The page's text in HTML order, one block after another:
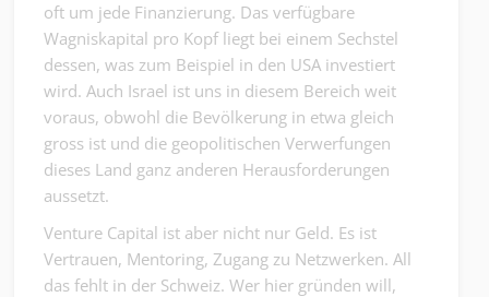
oft um jede Finanzierung. Das verfügbare
Wagniskapital pro Kopf liegt bei einem Sechstel
dessen, was zum Beispiel in den USA investiert
wird. Auch Israel ist uns in diesem Bereich weit
voraus, obwohl die Bevölkerung in etwa gleich
gross ist und die geopolitischen Verwerfungen
dieses Land ganz anderen Herausforderungen
aussetzt.
Venture Capital ist aber nicht nur Geld. Es ist
Vertrauen, Mentoring, Zugang zu Netzwerken. All
das fehlt in der Schweiz. Wer hier gründen will,